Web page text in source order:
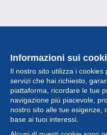
Informazioni sui
Il nostro sito utilizza i
servizi che hai richiesto,
piattaforma, ricordare le tue
navigazione più piacevole,
nostro sito alle tue esigenze,
base ai tuoi interessi.
Collezione